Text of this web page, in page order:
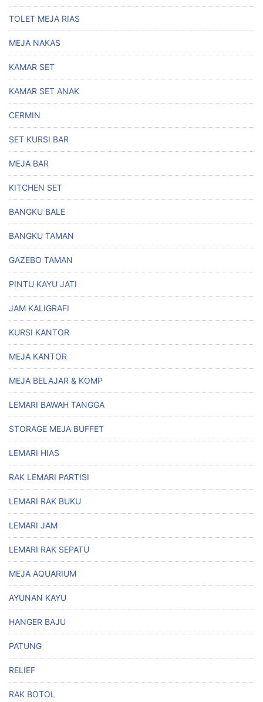
TOLET MEJA RIAS
MEJA NAKAS
KAMAR SET
KAMAR SET ANAK
CERMIN
SET KURSI BAR
MEJA BAR
KITCHEN SET
BANGKU BALE
BANGKU TAMAN
GAZEBO TAMAN
PINTU KAYU JATI
JAM KALIGRAFI
KURSI KANTOR
MEJA KANTOR
MEJA BELAJAR & KOMP
LEMARI BAWAH TANGGA
STORAGE MEJA BUFFET
LEMARI HIAS
RAK LEMARI PARTISI
LEMARI RAK BUKU
LEMARI JAM
LEMARI RAK SEPATU
MEJA AQUARIUM
AYUNAN KAYU
HANGER BAJU
PATUNG
RELIEF
RAK BOTOL